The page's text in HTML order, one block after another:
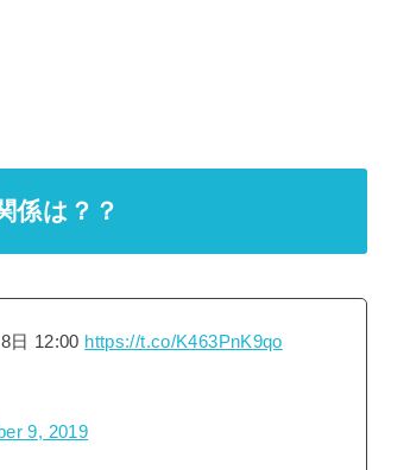
係は？？
日 12:00 https://t.co/K463PnK9qo
9, 2019